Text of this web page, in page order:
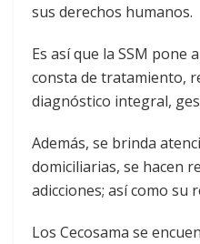
sus derechos humanos.
Es así que la SSM
consta de tratamiento,
diagnóstico integral,
Además, se brinda
domiciliarias, se hacen
adicciones; así como su
Los Cecosama se